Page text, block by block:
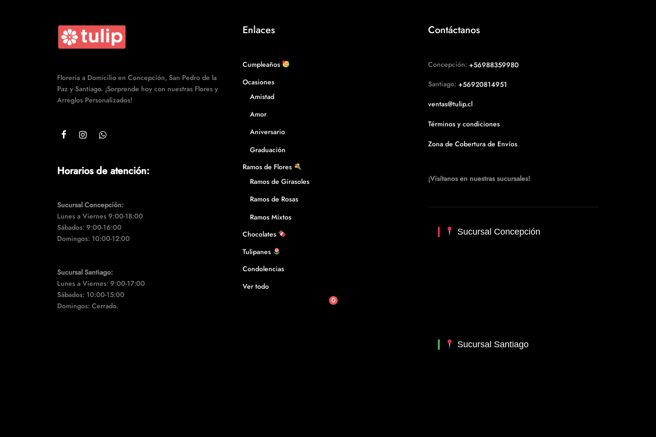
Florería a Domicilio en Concepción, San Pedro de la
Paz y Santiago. ¡Sorprende hoy con nuestras Flores y
Arreglos Personalizados!
Horarios de atención:
Sucursal Concepción:
Lunes a Viernes 9:00-18:00
Sábados: 9:00-16:00
Domingos: 10:00-12:00
Sucursal Santiago:
Lunes a Viernes: 9:00-17:00
Sábados: 10:00-15:00
Domingos: Cerrado.
Enlaces
Cumpleaños
Ocasiones
Amistad
Amor
Aniversario
Graduación
Ramos de Flores
Ramos de Girasoles
Ramos de Rosas
Ramos Mixtos
Chocolates
Tulipanes
Condolencias
Ver todo
0
Contáctanos
Concepción: +56988359980
Santiago: +56920814951
ventas@tulip.cl
Términos y condiciones
Zona de Cobertura de Envíos
¡Visítanos en nuestras sucursales!
Sucursal Concepción
Sucursal Santiago